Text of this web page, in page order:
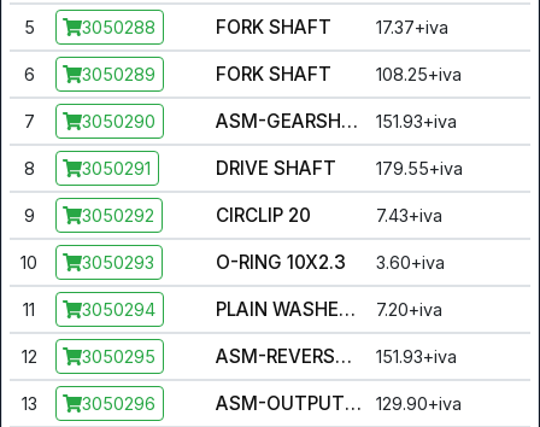
5 3050288 FORK SHAFT 17.37+iva
6 3050289 FORK SHAFT 108.25+iva
7 3050290 ASM-GEARSHIFT SHAFT 151.93+iva
8 3050291 DRIVE SHAFT 179.55+iva
9 3050292 CIRCLIP 20 7.43+iva
10 3050293 O-RING 10X2.3 3.60+iva
11 3050294 PLAIN WASHERS (STEEL) 15X19X1 7.20+iva
12 3050295 ASM-REVERSE GEAR SHAFT 151.93+iva
13 3050296 ASM-OUTPUT SHAFT 129.90+iva